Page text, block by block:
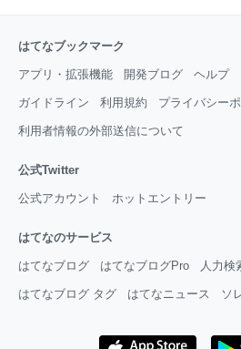
はてなブックマーク
アプリ・拡張機能 開発ブログ ヘルプ
ガイドライン 利用規約 プライバシー
利用者情報の外部送信について
公式Twitter
公式アカウント ホットエントリー
はてなのサービス
はてなブログ はてなブログPro 人力検
はてなブログ タグ はてなニュース ソ